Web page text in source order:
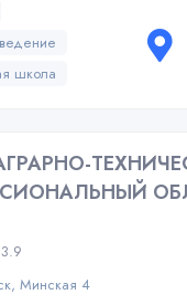
школа
3.9
Минская 4